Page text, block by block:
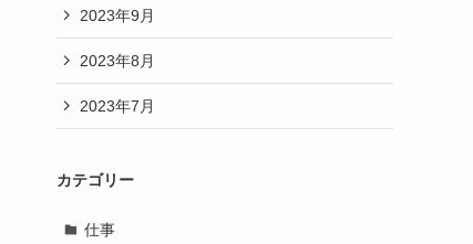
2023年9月
2023年8月
2023年7月
カテゴリー
仕事